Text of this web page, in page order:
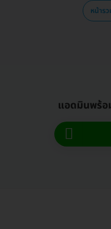
หน้าร
แอดมินพร้